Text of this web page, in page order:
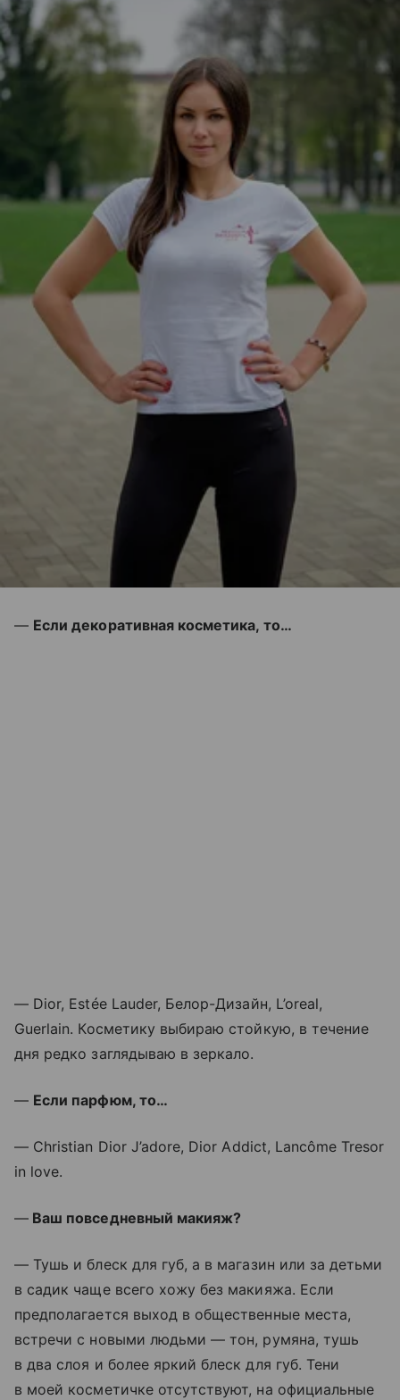
— Если декоративная косметика, то…
— Dior, Estée Lauder, Белор-Дизайн, L’oreal,
Guerlain. Косметику выбираю стойкую, в течение
дня редко заглядываю в зеркало.
— Если парфюм, то…
— Christian Dior J’adore, Dior Addict, Lancôme Tresor
in love.
— Ваш повседневный макияж?
— Тушь и блеск для губ, а в магазин или за детьми
в садик чаще всего хожу без макияжа. Если
предполагается выход в общественные места,
встречи с новыми людьми — тон, румяна, тушь
в два слоя и более яркий блеск для губ. Тени
в моей косметичке отсутствуют, на официальные